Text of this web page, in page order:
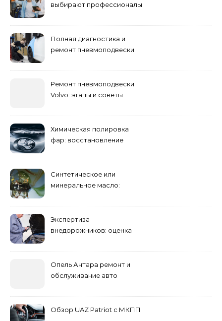
выбирают профессионалы
Полная диагностика и
ремонт пневмоподвески
Ремонт пневмоподвески
Volvo: этапы и советы
Химическая полировка
фар: восстановление
Синтетическое или
минеральное масло:
Экспертиза
внедорожников: оценка
Опель Антара ремонт и
обслуживание авто
Обзор UAZ Patriot с МКПП